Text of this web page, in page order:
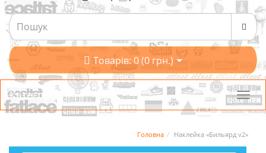
Товарів: 0 (0 грн.)
Категорії
Головна Наклейка «Бильярд v2»